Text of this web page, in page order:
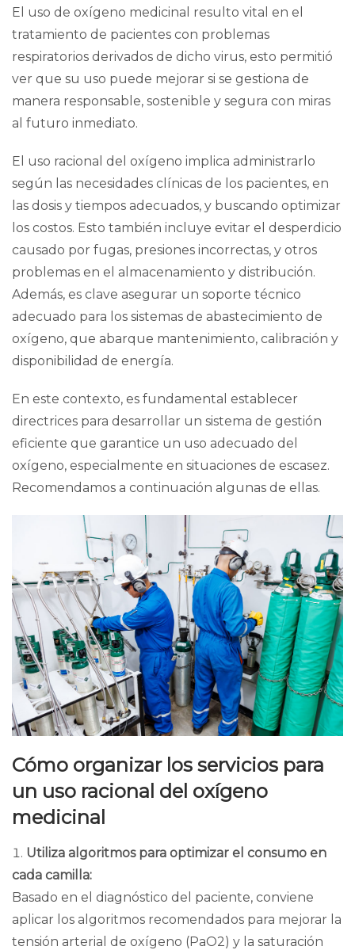
El uso de oxígeno medicinal resulto vital en el
tratamiento de pacientes con problemas
respiratorios derivados de dicho virus, esto permitió
ver que su uso puede mejorar si se gestiona de
manera responsable, sostenible y segura con miras
al futuro inmediato.
El uso racional del oxígeno implica administrarlo
según las necesidades clínicas de los pacientes, en
las dosis y tiempos adecuados, y buscando optimizar
los costos. Esto también incluye evitar el desperdicio
causado por fugas, presiones incorrectas, y otros
problemas en el almacenamiento y distribución.
Además, es clave asegurar un soporte técnico
adecuado para los sistemas de abastecimiento de
oxígeno, que abarque mantenimiento, calibración y
disponibilidad de energía.
En este contexto, es fundamental establecer
directrices para desarrollar un sistema de gestión
eficiente que garantice un uso adecuado del
oxígeno, especialmente en situaciones de escasez.
Recomendamos a continuación algunas de ellas.
Cómo organizar los servicios para
un uso racional del oxígeno
medicinal
Utiliza algoritmos para optimizar el consumo en
cada camilla:
Basado en el diagnóstico del paciente, conviene
aplicar los algoritmos recomendados para mejorar la
tensión arterial de oxígeno (PaO2) y la saturación